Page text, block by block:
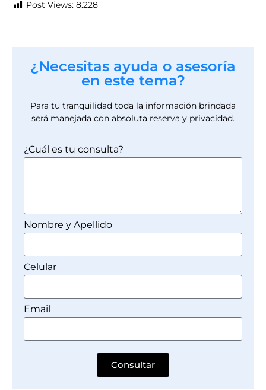
Post Views: 8.228
¿Necesitas ayuda o asesoría
en este tema?
Para tu tranquilidad toda la información brindada
será manejada con absoluta reserva y privacidad.
¿Cuál es tu consulta?
Nombre y Apellido
Celular
Email
Consultar